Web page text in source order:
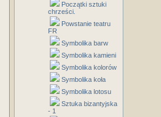
Początki sztuki
chrześci.
Powstanie teatru
FR
Symbolika barw
Symbolika kamieni
Symbolika kolorów
Symbolika koła
Symbolika lotosu
Sztuka bizantyjska
- 1